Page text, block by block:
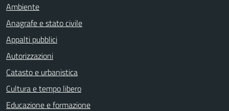
Ambiente
Anagrafe e stato civile
Appalti pubblici
Autorizzazioni
Catasto e urbanistica
Cultura e tempo libero
Educazione e formazione